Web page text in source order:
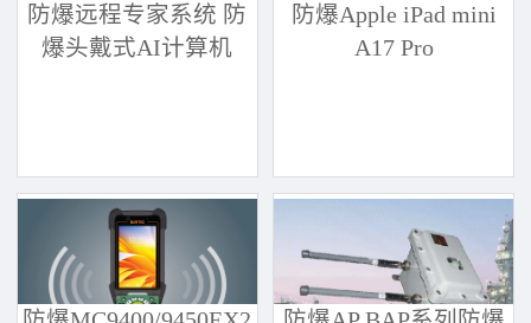
防爆远程专家系统 防
爆头戴式AI计算机
防爆Apple iPad mini
A17 Pro